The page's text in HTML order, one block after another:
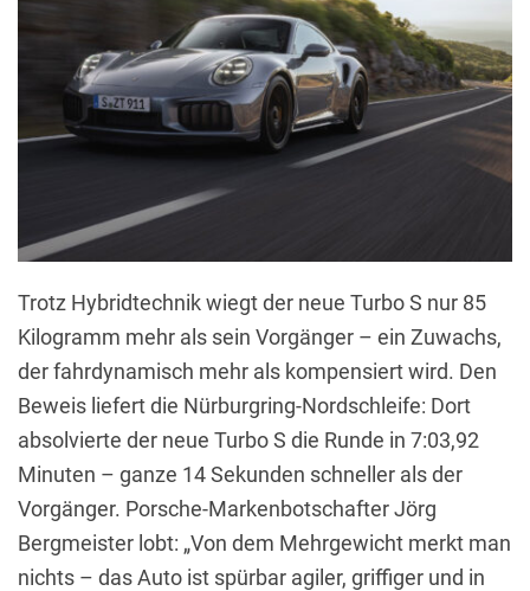
Trotz Hybridtechnik wiegt der neue Turbo S nur 85
Kilogramm mehr als sein Vorgänger – ein Zuwachs,
der fahrdynamisch mehr als kompensiert wird. Den
Beweis liefert die Nürburgring-Nordschleife: Dort
absolvierte der neue Turbo S die Runde in 7:03,92
Minuten – ganze 14 Sekunden schneller als der
Vorgänger. Porsche-Markenbotschafter Jörg
Bergmeister lobt: „Von dem Mehrgewicht merkt man
nichts – das Auto ist spürbar agiler, griffiger und in